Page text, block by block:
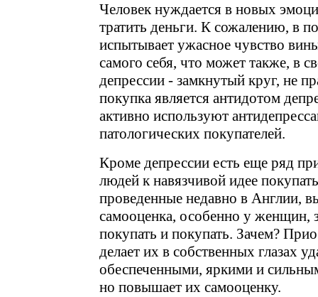
Человек нуждается в новых
тратить деньги. К сожалению, в
испытывает ужасное чувство
самого себя, что может также, в
депрессии - замкнутый круг, не
покупка является антидотом
активно используют
патологических покупателей.
Кроме депрессии есть еще ряд
людей к навязчивой идее
проведенные недавно в Англии,
самооценка, особенно у женщин,
покупать и покупать. Зачем?
делает их в собственных глазах
обеспеченными, яркими и
но повышает их самооценку.